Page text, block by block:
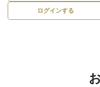
ログインする